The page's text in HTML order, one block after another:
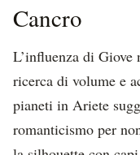
Cancro
L’influenza di Giove
ricerca di volume e
pianeti in Ariete
romanticismo per